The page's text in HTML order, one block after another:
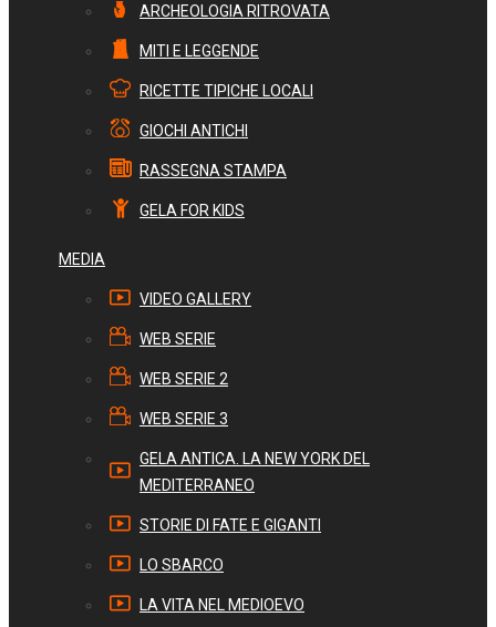
ARCHEOLOGIA RITROVATA
MITI E LEGGENDE
RICETTE TIPICHE LOCALI
GIOCHI ANTICHI
RASSEGNA STAMPA
GELA FOR KIDS
MEDIA
VIDEO GALLERY
WEB SERIE
WEB SERIE 2
WEB SERIE 3
GELA ANTICA. LA NEW YORK DEL
MEDITERRANEO
STORIE DI FATE E GIGANTI
LO SBARCO
LA VITA NEL MEDIOEVO